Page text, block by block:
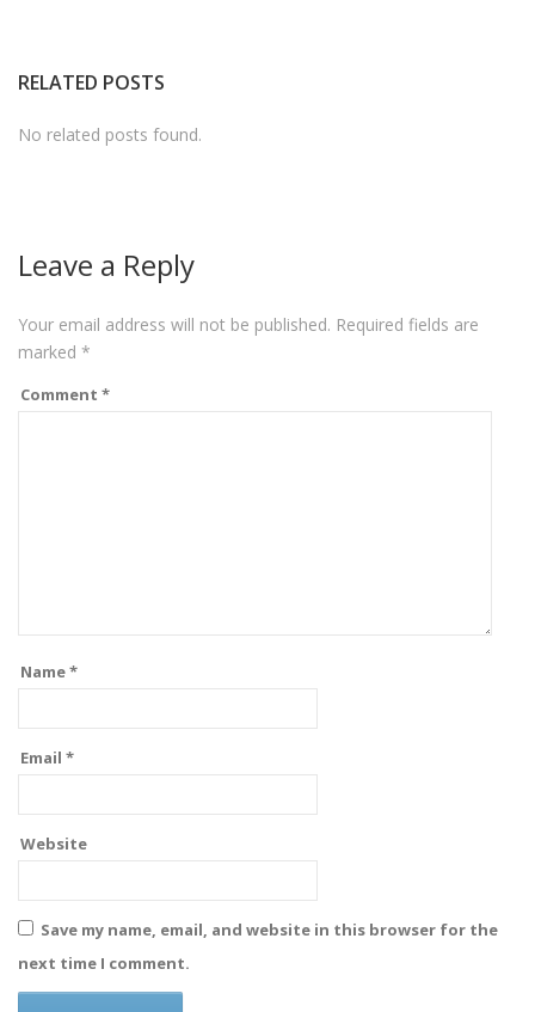
RELATED POSTS
No related posts found.
Leave a Reply
Your email address will not be published. Required fields are
marked *
Comment *
Name*
Email *
Website
Save my name, email, and website in this browser for the
next time I comment.